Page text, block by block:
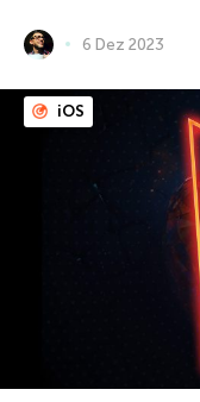
6 Dez 2023
iOS